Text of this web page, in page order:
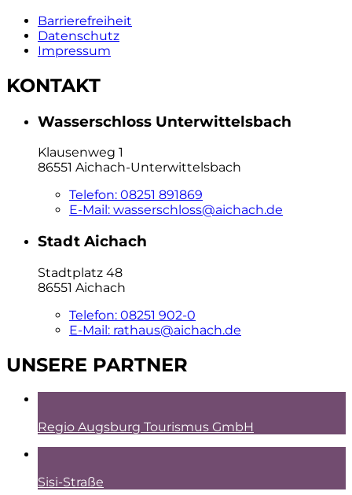
Barrierefreiheit
Datenschutz
Impressum
KONTAKT
Wasserschloss Unterwittelsbach
Klausenweg 1
86551 Aichach-Unterwittelsbach
Telefon: 08251 891869
E-Mail: wasserschloss@aichach.de
Stadt Aichach
Stadtplatz 48
86551 Aichach
Telefon: 08251 902-0
E-Mail: rathaus@aichach.de
UNSERE PARTNER
Regio Augsburg Tourismus GmbH
Sisi-Straße